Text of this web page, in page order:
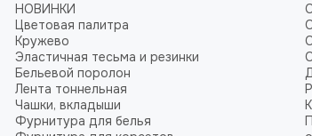
НОВИНКИ
Цветовая палитра
Кружево
Эластичная тесьма и резинки
Бельевой поролон
Лента тоннельная
Чашки, вкладыши
Фурнитура для белья